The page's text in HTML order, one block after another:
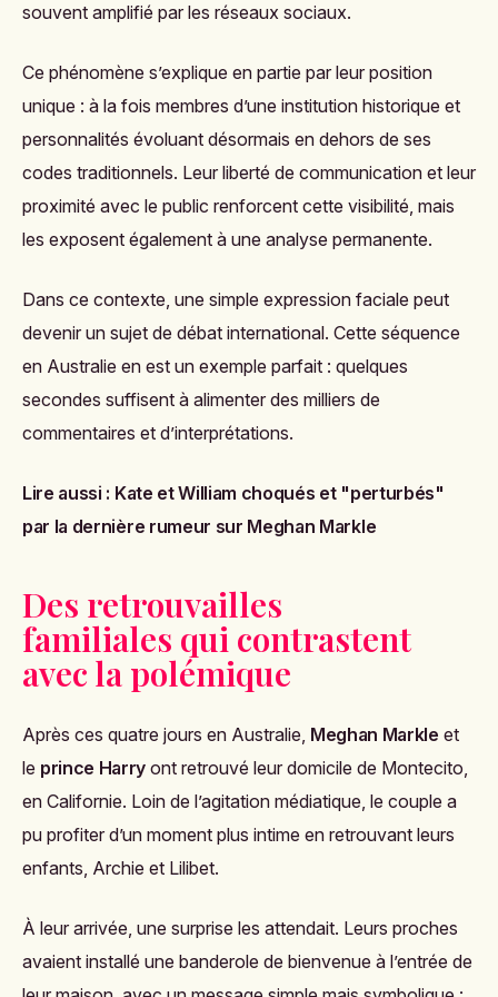
souvent amplifié par les réseaux sociaux.
Ce phénomène s’explique en partie par leur position
unique : à la fois membres d’une institution historique et
personnalités évoluant désormais en dehors de ses
codes traditionnels. Leur liberté de communication et leur
proximité avec le public renforcent cette visibilité, mais
les exposent également à une analyse permanente.
Dans ce contexte, une simple expression faciale peut
devenir un sujet de débat international. Cette séquence
en Australie en est un exemple parfait : quelques
secondes suffisent à alimenter des milliers de
commentaires et d’interprétations.
Lire aussi : Kate et William choqués et "perturbés"
par la dernière rumeur sur Meghan Markle
Des retrouvailles
familiales qui contrastent
avec la polémique
Après ces quatre jours en Australie, Meghan Markle et
le prince Harry ont retrouvé leur domicile de Montecito,
en Californie. Loin de l’agitation médiatique, le couple a
pu profiter d’un moment plus intime en retrouvant leurs
enfants, Archie et Lilibet.
À leur arrivée, une surprise les attendait. Leurs proches
avaient installé une banderole de bienvenue à l’entrée de